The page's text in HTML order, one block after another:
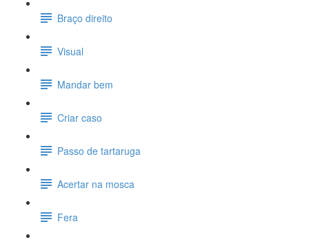
Braço direito
Visual
Mandar bem
Criar caso
Passo de tartaruga
Acertar na mosca
Fera